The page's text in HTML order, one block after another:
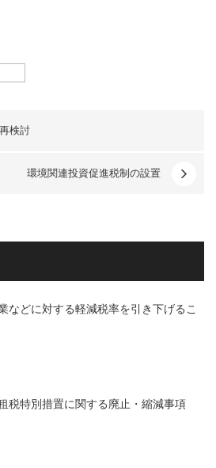
マーク
検討
環境関連投資促進税制の設置
などに対する軽減税率を引き下げるこ
税特別措置に関する廃止・縮減事項